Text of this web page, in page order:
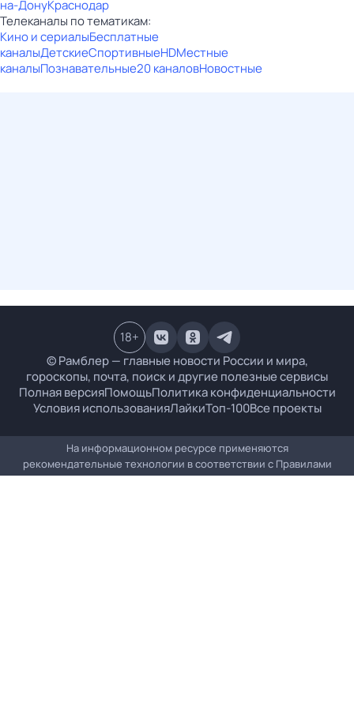
на-ДонуКраснодар
Телеканалы по тематикам:
Кино и сериалыБесплатные
каналыДетскиеСпортивныеHDМестные
каналыПознавательные20 каналовНовостные
© Рамблер — главные новости России и мира,
гороскопы, почта, поиск и другие полезные сервисы
Полная версияПомощьПолитика конфиденциальности
Условия использованияЛайкиТоп-100Все проекты
18+
На информационном ресурсе применяются
рекомендательные технологии в соответствии с Правилами